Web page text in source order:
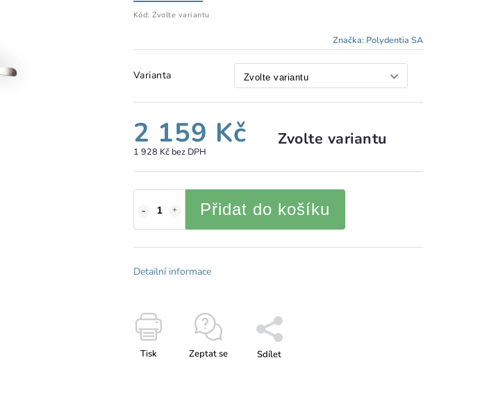
Kód: Zvolte variantu
Značka: Polydentia SA
Varianta
2 159 Kč
1 928 Kč bez DPH
Zvolte variantu
Přidat do košíku
Detailní informace
Tisk Zeptat se Sdílet